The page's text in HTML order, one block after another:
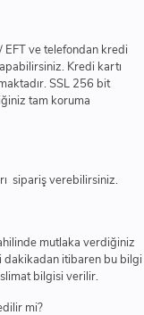
ve telefondan kredi
Kredi kartı
SSL 256 bit
tam koruma
sipariş verebilirsiniz.
mutlaka verdiğiniz
dakikadan itibaren bu bilgi
bilgisi verilir.
mi?